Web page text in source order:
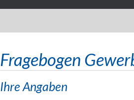
Fragebogen
Ihre Angaben